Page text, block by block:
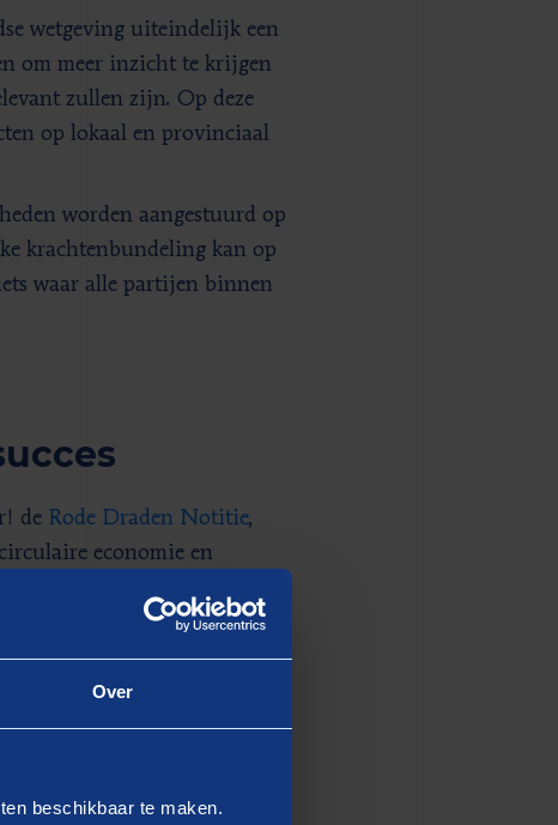
Over
beschikbaar te maken.
wetgeving uiteindelijk een
om meer inzicht te krijgen
zullen zijn. Op deze
op lokaal en provinciaal
worden aangestuurd op
krachtenbundeling kan op
waar alle partijen binnen
de Rode Draden Notitie,
economie en
Notitie 2024 laat zien dat
laatste jaren zijn
resultaten, is
diverse partijen binnen
veelvoorkomend obstakel in
implementeren van circulaire